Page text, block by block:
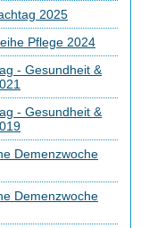
2025
Pflege 2024
- Gesundheit &
- Gesundheit &
Demenzwoche
Demenzwoche